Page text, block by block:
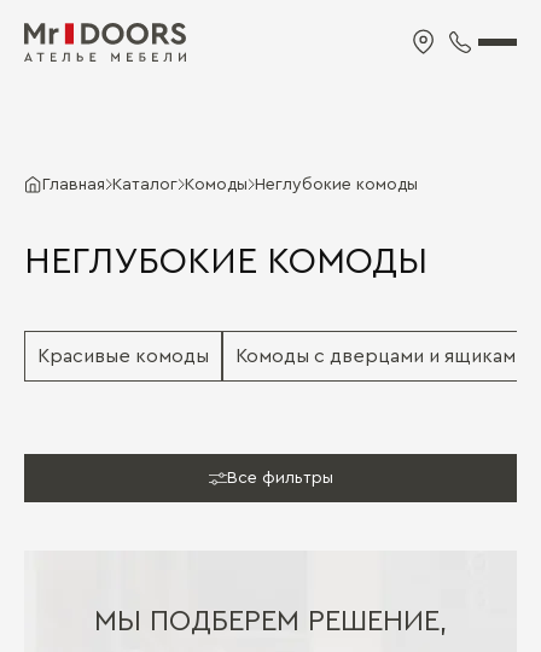
Главная Каталог Комоды Неглубокие комоды
НЕГЛУБОКИЕ КОМОДЫ
Красивые комоды Комоды с дверцами и ящиками
Все фильтры
МЫ ПОДБЕРЕМ РЕШЕНИЕ,